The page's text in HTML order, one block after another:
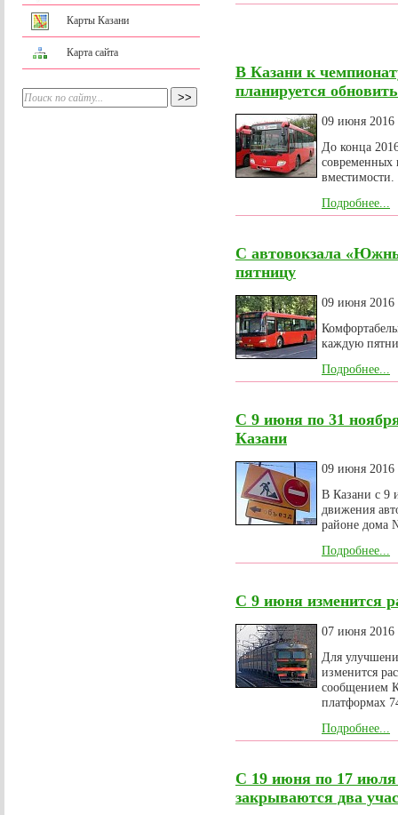
Карты Казани
Карта сайта
В Казани к
планируется
09 июня 2016
До конца
современных
вместимости.
Подробнее...
С автовокзала
пятницу
09 июня 2016
каждую
Подробнее...
С 9 июня по 31
Казани
09 июня 2016
В Казани с 9
движения
районе дома
Подробнее...
С 9 июня изменится
07 июня 2016
Для
изменится
сообщением
платформах
Подробнее...
С 19 июня по 17 июля
закрываются два